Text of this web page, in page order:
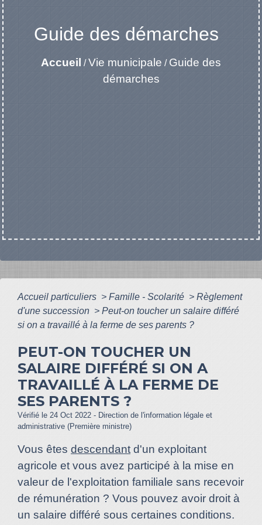
Guide des démarches
Accueil /Vie municipale / Guide des
démarches
Accueil particuliers > Famille - Scolarité > Règlement
d'une succession > Peut-on toucher un salaire différé
si on a travaillé à la ferme de ses parents ?
PEUT-ON TOUCHER UN
SALAIRE DIFFÉRÉ SI ON A
TRAVAILLÉ À LA FERME DE
SES PARENTS ?
Vérifié le 24 Oct 2022 - Direction de l'information légale et
administrative (Première ministre)
Vous êtes descendant d'un exploitant
agricole et vous avez participé à la mise en
valeur de l'exploitation familiale sans recevoir
de rémunération ? Vous pouvez avoir droit à
un salaire différé sous certaines conditions.